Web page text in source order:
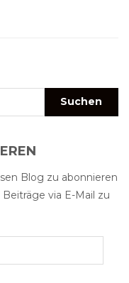
Blog zu abonnieren
via E-Mail zu